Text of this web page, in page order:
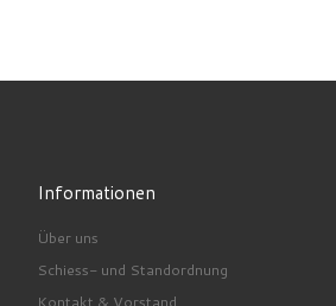
Informationen
Über uns
Schiess- und Standordnung
Kontakt & Vorstand